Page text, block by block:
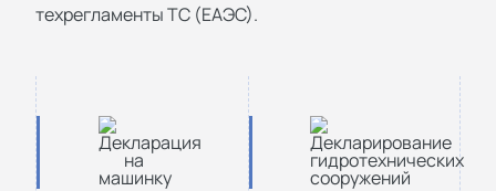
техрегламенты ТС (ЕАЭС).